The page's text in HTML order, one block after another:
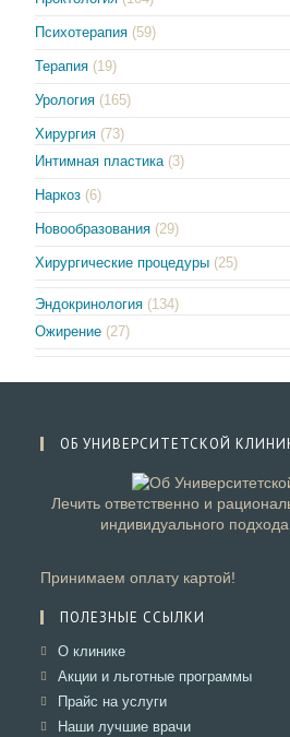
Психотерапия (59)
Терапия (19)
Урология (165)
Хирургия (73)
Интимная пластика (3)
Наркоз (6)
Новообразования (29)
Хирургические процедуры (25)
Эндокринология (134)
Ожирение (27)
ОБ УНИВЕРСИТЕТСКОЙ
Лечить ответственно и
индивидуального
Принимаем оплату картой!
ПОЛЕЗНЫЕ ССЫЛКИ
О клиникеОткроется
в
вкладке
Акции и льготные программы
Прайс на услугиОткроется
в
Наши лучшие врачиОткроется